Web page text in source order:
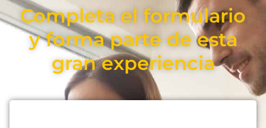
Completa el formulario
y forma parte de esta
gran experiencia